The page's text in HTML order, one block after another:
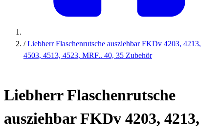
/ Liebherr Flaschenrutsche ausziehbar FKDv 4203, 4213,
4503, 4513, 4523, MRF.. 40, 35 Zubehör
Liebherr Flaschenrutsche
ausziehbar FKDv 4203, 4213,